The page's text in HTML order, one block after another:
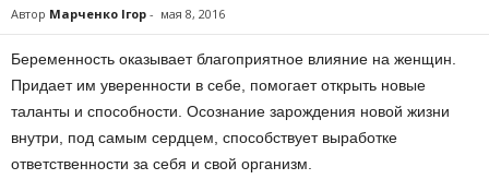
Автор Марченко Ігор - мая 8, 2016
Беременность оказывает благоприятное влияние на женщин.
Придает им уверенности в себе, помогает открыть новые
таланты и способности. Осознание зарождения новой жизни
внутри, под самым сердцем, способствует выработке
ответственности за себя и свой организм.